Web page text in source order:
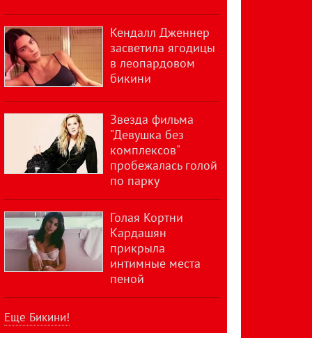
Кендалл Дженнер
засветила ягодицы
в леопардовом
бикини
Звезда фильма
"Девушка без
комплексов"
пробежалась голой
по парку
Голая Кортни
Кардашян
прикрыла
интимные места
пеной
Еще Бикини!